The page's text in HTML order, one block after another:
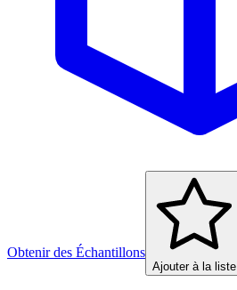
Obtenir des Échantillons
Ajouter à la liste